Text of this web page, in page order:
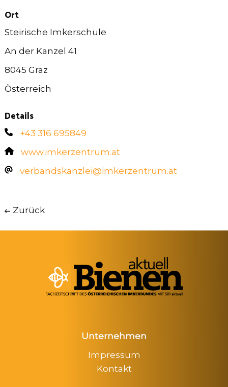
Ort
Steirische Imkerschule
An der Kanzel 41
8045 Graz
Österreich
Details
+43 316 695849
www.imkerzentrum.at
verbandskanzlei@imkerzentrum.at
Zurück
Unternehmen
Impressum
Kontakt